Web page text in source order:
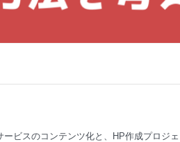
ビスのコンテンツ化と、HP作成プロジ